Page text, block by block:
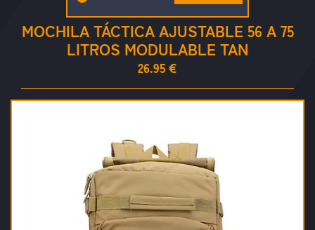
MOCHILA TÁCTICA AJUSTABLE 56 A 75
LITROS MODULABLE TAN
26.95 €